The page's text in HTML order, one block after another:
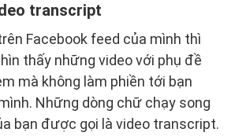
transcript
Facebook feed của mình thì
thấy những video với phụ đề
mà không làm phiền tới bạn
Những dòng chữ chạy song
bạn được gọi là video transcript.